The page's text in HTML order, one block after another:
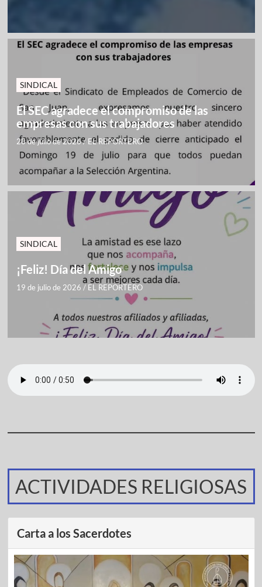
SINDICAL
El SEC agradece el compromiso de las
empresas con sus trabajadores
28 de julio de 2026/ EL REPORTERO
SINDICAL
¡Feliz! Día del Amigo
19 de julio de 2026 / EL REPORTERO
ACTIVIDADES RELIGIOSAS
Carta a los Sacerdotes